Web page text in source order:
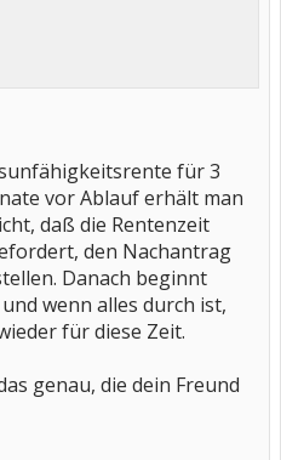
für 3
vor Ablauf erhält man
daß die Rentenzeit
den Nachantrag
Danach beginnt
wenn alles durch ist,
für diese Zeit.
genau, die dein Freund